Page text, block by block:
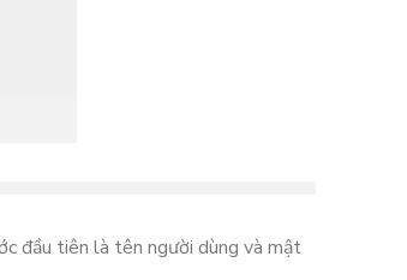
đầu tiên là tên người dùng và mật